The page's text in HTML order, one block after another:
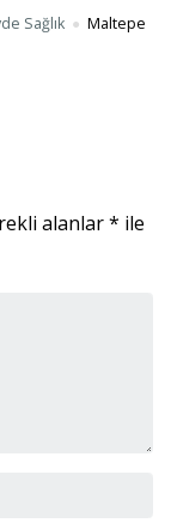
Sağlık
Maltepe
alanlar* ile